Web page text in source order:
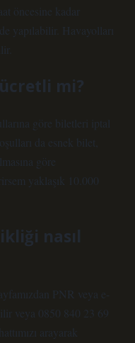
öncesine kadar
yapılabilir. Havayolları
mi?
göre biletleri iptal
da esnek bilet,
göre
yaklaşık 10.000
nasıl
PNR veya e-
veya 0850 840 23 69
arayarak